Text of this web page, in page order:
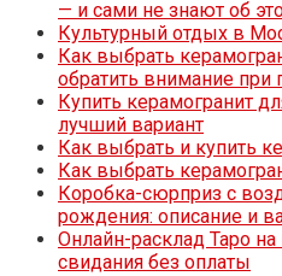
— и сами не знают об
Культурный отдых в
Как выбрать
обратить внимание при
Купить керамогранит
лучший вариант
Как выбрать и купить
Как выбрать
Коробка-сюрприз с
рождения: описание и
Онлайн-расклад Таро на
свидания без оплаты